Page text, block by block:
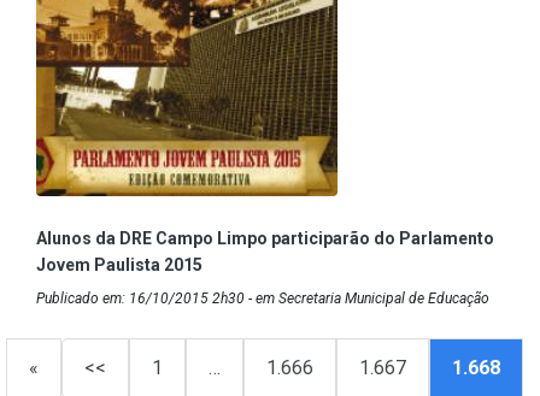
Alunos da DRE Campo Limpo participarão do Parlamento
Jovem Paulista 2015
Publicado em: 16/10/2015 2h30 - em Secretaria Municipal de Educação
« << 1 … 1.666 1.667 1.668